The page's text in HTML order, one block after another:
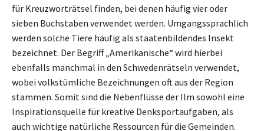
für Kreuzworträtsel finden, bei denen häufig vier oder
sieben Buchstaben verwendet werden. Umgangssprachlich
werden solche Tiere häufig als staatenbildendes Insekt
bezeichnet. Der Begriff „Amerikanische“ wird hierbei
ebenfalls manchmal in den Schwedenrätseln verwendet,
wobei volkstümliche Bezeichnungen oft aus der Region
stammen. Somit sind die Nebenflüsse der Ilm sowohl eine
Inspirationsquelle für kreative Denksportaufgaben, als
auch wichtige natürliche Ressourcen für die Gemeinden.